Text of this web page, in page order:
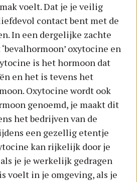
voelt. Dat je je veilig
contact bent met de
In een dergelijke zachte
oxytocine en
is het hormoon dat
en het is tevens het
Oxytocine wordt ook
genoemd, je maakt dit
het bedrijven van de
een gezellig etentje
kan rijkelijk door je
je je werkelijk gedragen
voelt in je omgeving, als je